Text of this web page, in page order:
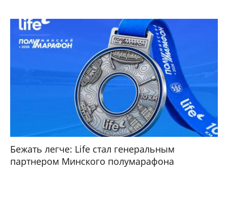
Бежать легче: Life стал генеральным
партнером Минского полумарафона